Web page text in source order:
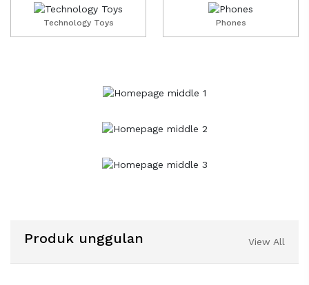
Technology Toys Phones
Produk unggulan View All